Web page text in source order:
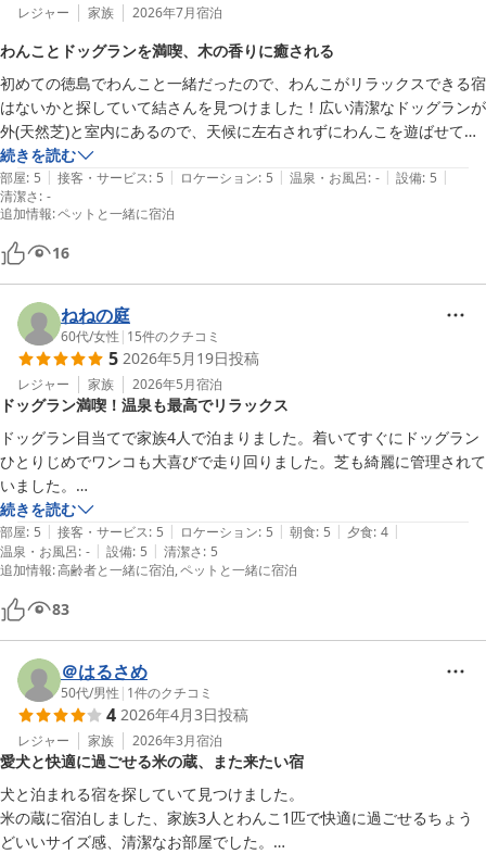
レジャー 家族 2026年7月宿泊
わんことドッグランを満喫、木の香りに癒される
初めての徳島でわんこと一緒だったので、わんこがリラックスできる宿
はないかと探していて結さんを見つけました！広い清潔なドッグランが
外(天然芝)と室内にあるので、天候に左右されずにわんこを遊ばせてあ
げることができました😊お部屋は蔵をいかして改装されてるので、ホ
テル泊とは一味違って楽しめましたし、木の香りがして癒されました！
夜にはカブトムシが飛んできてました笑
丁寧にスタッフの方々にも近くの神山温泉(すごく良かった！)や観光地
も教えていただいたので充実した休暇になりました！
続きを読む
部屋: 5 | 接客・サービス: 5 | ロケーション: 5 | 温泉・お風呂: - | 設備: 5 |
清潔さ: -
追加情報:ペットと一緒に宿泊
16
ねねの庭
60代/女性 | 15件のクチコミ
5 2026年5月19日投稿
レジャー 家族 2026年5月宿泊
ドッグラン満喫！温泉も最高でリラックス
ドッグラン目当てで家族4人で泊まりました。着いてすぐにドッグラン
ひとりじめでワンコも大喜びで走り回りました。芝も綺麗に管理されて
いました。
藏を改装された部屋でした。広くて清潔感もあり木の香りと鳥の声が心
地よくリラックスして過ごせました。
シャワーしかないお部屋でしたが車で10分のところに神山温泉がある
とスタッフの女性が教えてくださり行ってきました。トロトロの温泉で
とっても気持ちよくておすすめです。
また泊まりたい宿が増えました。
続きを読む
部屋: 5 | 接客・サービス: 5 | ロケーション: 5 | 朝食: 5 | 夕食: 4 |
温泉・お風呂: - | 設備: 5 | 清潔さ: 5
追加情報:高齢者と一緒に宿泊 ペットと一緒に宿泊
83
＠はるさめ
50代/男性 | 1件のクチコミ
4 2026年4月3日投稿
レジャー 家族 2026年3月宿泊
愛犬と快適に過ごせる米の蔵、また来たい宿
犬と泊まれる宿を探していて見つけました。
米の蔵に宿泊しました、家族3人とわんこ1匹で快適に過ごせるちょう
どいいサイズ感、清潔なお部屋でした。